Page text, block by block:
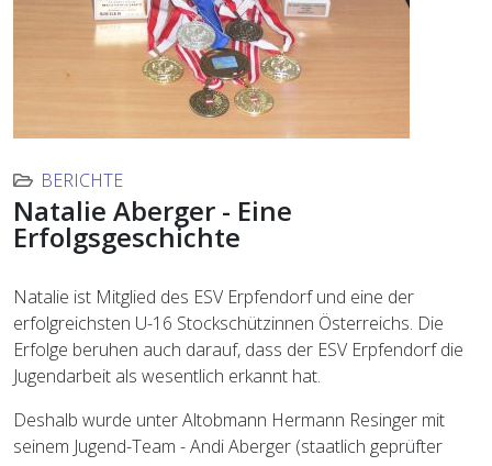
BERICHTE
Natalie Aberger - Eine
Erfolgsgeschichte
Natalie ist Mitglied des ESV Erpfendorf und eine der
erfolgreichsten U-16 Stockschützinnen Österreichs. Die
Erfolge beruhen auch darauf, dass der ESV Erpfendorf die
Jugendarbeit als wesentlich erkannt hat.
Deshalb wurde unter Altobmann Hermann Resinger mit
seinem Jugend-Team - Andi Aberger (staatlich geprüfter